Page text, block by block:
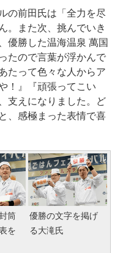
の前田氏は「全力を尽
。また次、挑んでいき
優勝した温海温泉 萬国
たので言葉が浮かんで
たって色々な人からア
！』『頑張ってこい
支えになりました。ど
、感極まった表情で喜
筒
を
優勝の文字を掲げ
る大滝氏